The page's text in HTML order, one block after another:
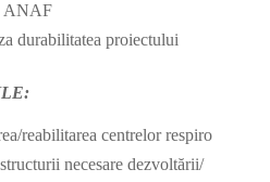
ANAF
durabilitatea proiectului
reabilitarea centrelor respiro
necesare dezvoltării/